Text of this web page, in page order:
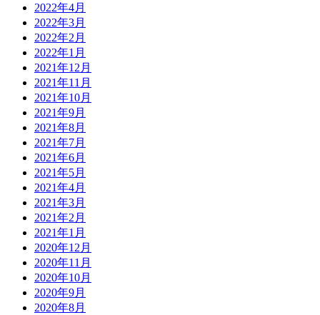
2022年4月
2022年3月
2022年2月
2022年1月
2021年12月
2021年11月
2021年10月
2021年9月
2021年8月
2021年7月
2021年6月
2021年5月
2021年4月
2021年3月
2021年2月
2021年1月
2020年12月
2020年11月
2020年10月
2020年9月
2020年8月